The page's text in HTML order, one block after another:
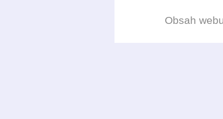
Obsah